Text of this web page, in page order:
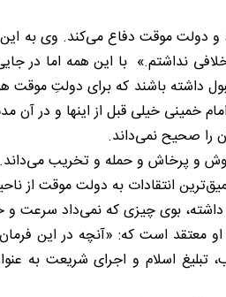
و دولت موقت دفاع می‌کند. وی به
نداشتم.» با این همه اما در
داشته باشند که برای دولتِ موقت
خمینی خیلی قبل از اینها و در آن
را صحیح نمی‌داند.
و پرخاش و حمله و تخریب می‌داند.
انتقادات به دولت موقت از
بوی چیزی که نمی‌داد سرعت و
معتقد است که: «آنچه در این
اسلام و اجرای شریعت به